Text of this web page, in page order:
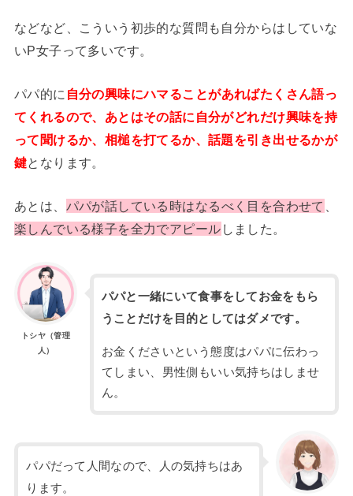
などなど、こういう初歩的な質問も自分からはしていな
いP女子って多いです。
パパ的に 自分の興味にハマることがあればたくさん語っ
てくれるので、あとはその話に自分がどれだけ興味を持
って聞けるか、相槌を打てるか、話題を引き出せるかが
鍵となります。
あとは、 パパが話している時はなるべく目を合わせて
楽しんでいる様子を全力でアピール しました。
トシヤ（管理
人）
パパと一緒にいて食事をしてお金をもら
うことだけを目的としてはダメです。
お金くださいという態度はパパに伝わっ
てしまい、男性側もいい気持ちはしませ
ん。
パパだって人間なので、人の気持ちはあ
ります。